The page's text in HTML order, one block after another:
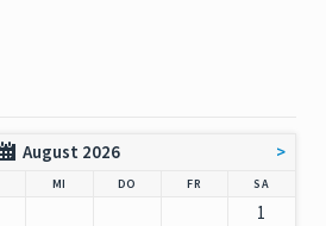
August 2026 >
MI DO NNERSTAG
FR SAMSTAG
1